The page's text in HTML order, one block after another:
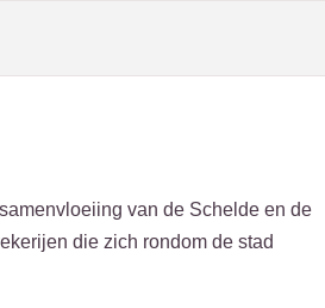
van de Schelde en de
die zich rondom de stad